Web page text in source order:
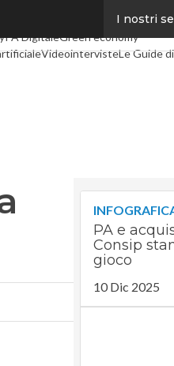
I nostri
Industria 4.0
PA DigitaleGreen economy
VideointervisteLe Guide
PA e
Consip
gioco
10 Dic 2025